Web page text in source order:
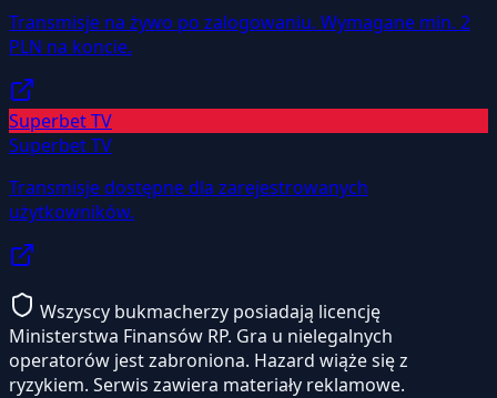
Transmisje na żywo po zalogowaniu. Wymagane min. 2
PLN na koncie.
Superbet TV
Superbet TV
Transmisje dostępne dla zarejestrowanych
użytkowników.
Wszyscy bukmacherzy posiadają licencję
Ministerstwa Finansów RP. Gra u nielegalnych
operatorów jest zabroniona. Hazard wiąże się z
ryzykiem. Serwis zawiera materiały reklamowe.